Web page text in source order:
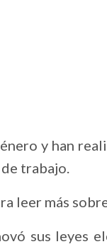
y han
trabajo.
leer más
sus leyes